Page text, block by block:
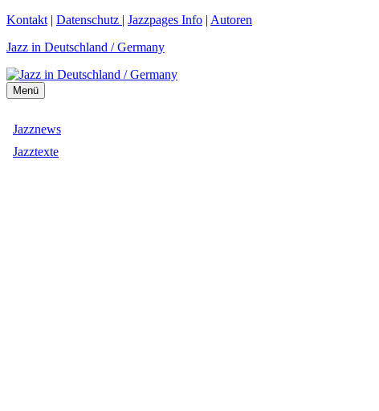
Zum
springen
Kontakt | Datenschutz | Jazzpages Info | Autoren
Jazz in Deutschland / Germany
Menü
Jazznews
Jazztexte